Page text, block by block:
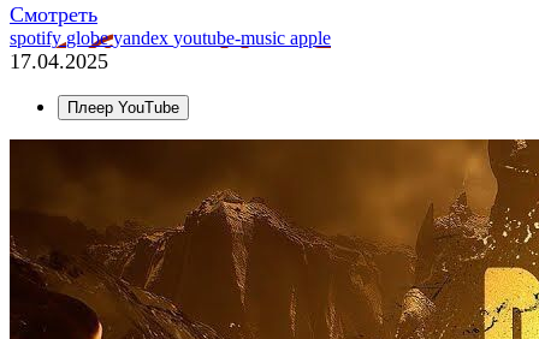
Смотреть
spotifyglobeyandex youtube-music apple
17.04.2025
Плеер YouTube